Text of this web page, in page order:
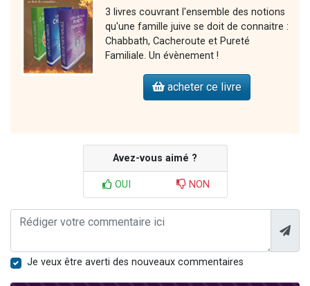
3 livres couvrant l'ensemble des notions
qu'une famille juive se doit de connaitre :
Chabbath, Cacheroute et Pureté
Familiale. Un évènement !
acheter ce livre
Avez-vous aimé ?
OUI NON
Je veux être averti des nouveaux commentaires